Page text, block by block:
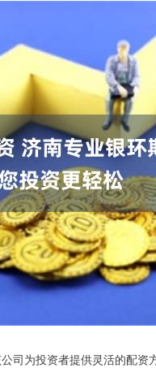
司为投资者提供灵活的配资